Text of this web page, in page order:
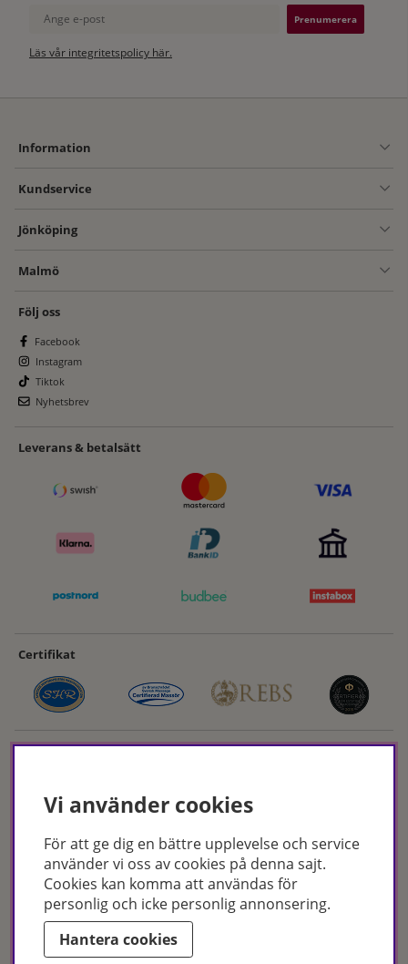
Ange e-post
Läs vår integritetspolicy här.
Information
Kundservice
Jönköping
Malmö
Följ oss
Facebook
Instagram
Tiktok
Nyhetsbrev
Leverans & betalsätt
Certifikat
Hudoteket erbjuder ett noga utvalt sortiment inom hudvård, hårvård och
makeup – både online och i butik. Med över 50 års erfarenhet och
utbildade hudterapeuter hjälper vi dig att hitta rätt produkter och
behandlingar för just dina behov. Handla enkelt på hudoteket.se eller
besök oss i Jönköping och Malmö.
Copyright © Hudoteket 2025
Vi använder cookies
För att ge dig en bättre upplevelse och service
använder vi oss av cookies på denna sajt.
Cookies kan komma att användas för
personlig och icke personlig annonsering.
Hantera cookies